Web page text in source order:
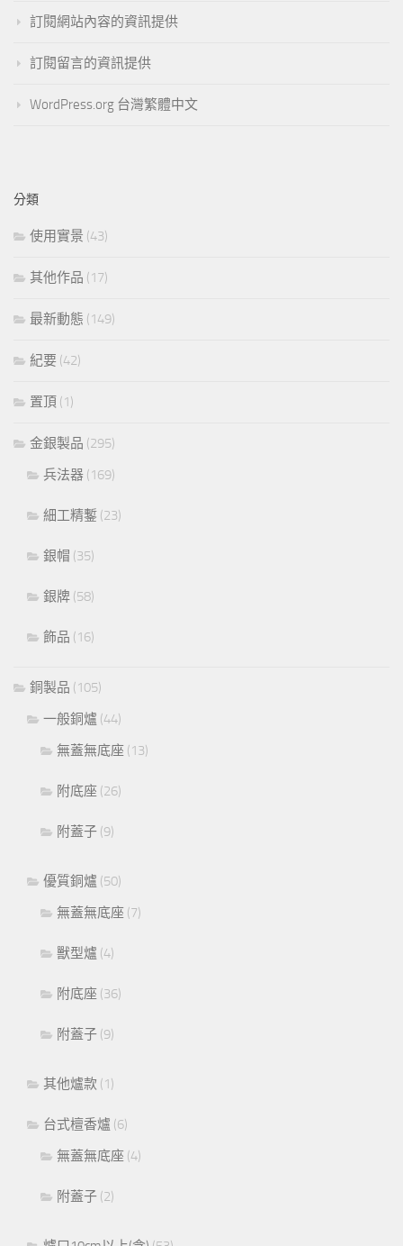
訂閱網站內容的資訊提供
訂閱留言的資訊提供
WordPress.org 台灣繁體中文
分類
使用實景 (43)
其他作品 (17)
最新動態 (149)
紀要 (42)
置頂 (1)
金銀製品 (295)
兵法器 (169)
細工精鏨 (23)
銀帽 (35)
銀牌 (58)
飾品 (16)
銅製品 (105)
一般銅爐 (44)
無蓋無底座 (13)
附底座 (26)
附蓋子 (9)
優質銅爐 (50)
無蓋無底座 (7)
獸型爐 (4)
附底座 (36)
附蓋子 (9)
其他爐款 (1)
台式檀香爐 (6)
無蓋無底座 (4)
附蓋子 (2)